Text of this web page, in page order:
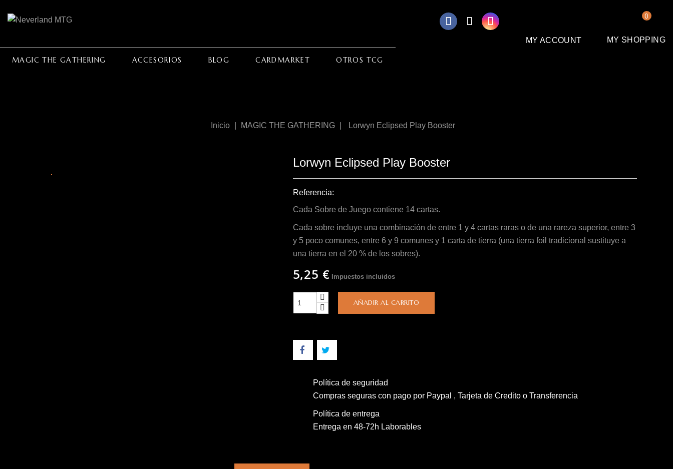
MY SHOPPING
0
MY ACCOUNT
MAGIC THE GATHERING ACCESORIOS BLOG CARDMARKET OTROS TCG
Inicio MAGIC THE GATHERING Lorwyn Eclipsed Play Booster
Lorwyn Eclipsed Play Booster
Referencia:
Cada Sobre de Juego contiene 14 cartas.
Cada sobre incluye una combinación de entre 1 y 4 cartas raras o de una rareza superior, entre 3
y 5 poco comunes, entre 6 y 9 comunes y 1 carta de tierra (una tierra foil tradicional sustituye a
una tierra en el 20 % de los sobres).
5,25 € Impuestos incluidos
AÑADIR AL CARRITO
Política de seguridad
Compras seguras con pago por Paypal , Tarjeta de Credito o Transferencia
Política de entrega
Entrega en 48-72h Laborables